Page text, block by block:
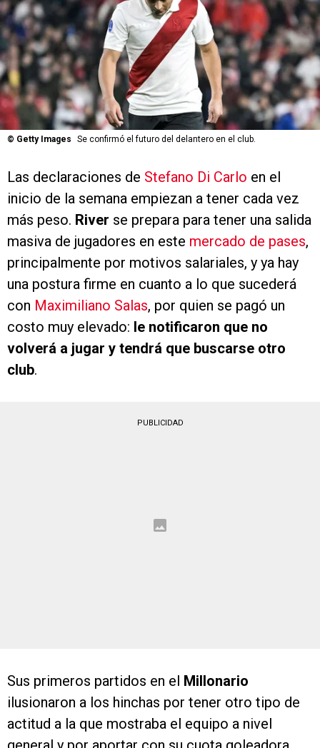
© Getty Images Se confirmó el futuro del delantero en el club.
Las declaraciones de Stefano Di Carlo en el
inicio de la semana empiezan a tener cada vez
más peso. River se prepara para tener una salida
masiva de jugadores en este mercado de pases,
principalmente por motivos salariales, y ya hay
una postura firme en cuanto a lo que sucederá
con Maximiliano Salas, por quien se pagó un
costo muy elevado: le notificaron que no
volverá a jugar y tendrá que buscarse otro
club.
PUBLICIDAD
Sus primeros partidos en el Millonario
ilusionaron a los hinchas por tener otro tipo de
actitud a la que mostraba el equipo a nivel